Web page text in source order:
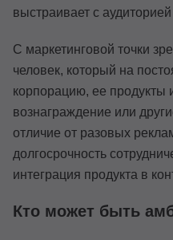
выстраивает с
С маркетинговой точки
человек, который на
корпорацию, ее продукты
вознаграждение или
отличие от разовых
долгосрочность
интеграция продукта в
Кто может быть